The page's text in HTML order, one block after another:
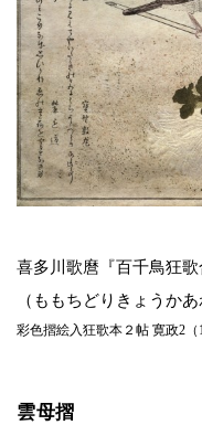
喜多川歌麿『百千鳥狂
（ももちどりきょうか
彩色摺絵入狂歌本２帖 寛政2
雲母摺